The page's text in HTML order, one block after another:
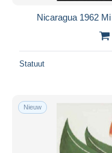
Nicaragua 1962
Statuut
Nieuw